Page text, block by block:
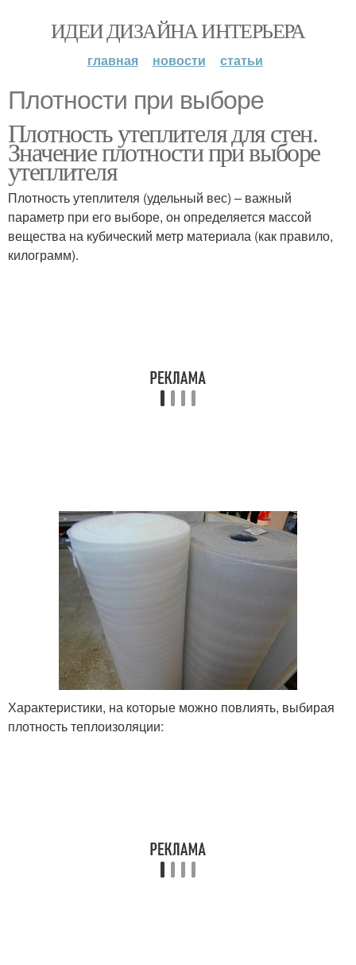
ИДЕИ ДИЗАЙНА ИНТЕРЬЕРА
главная новости статьи
Плотности при выборе
Плотность утеплителя для стен.
Значение плотности при выборе
утеплителя
Плотность утеплителя (удельный вес) – важный
параметр при его выборе, он определяется массой
вещества на кубический метр материала (как правило,
килограмм).
Характеристики, на которые можно повлиять, выбирая
плотность теплоизоляции: